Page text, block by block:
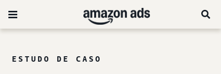
ESTUDO DE CASO